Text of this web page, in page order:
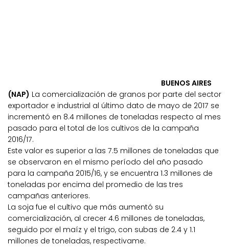
BUENOS AIRES
(NAP) La comercialización de granos por parte del sector
exportador e industrial al último dato de mayo de 2017 se
incrementó en 8.4 millones de toneladas respecto al mes
pasado para el total de los cultivos de la campaña
2016/17.
Este valor es superior a las 7.5 millones de toneladas que
se observaron en el mismo período del año pasado
para la campaña 2015/16, y se encuentra 1.3 millones de
toneladas por encima del promedio de las tres
campañas anteriores.
La soja fue el cultivo que más aumentó su
comercialización, al crecer 4.6 millones de toneladas,
seguido por el maíz y el trigo, con subas de 2.4 y 1.1
millones de toneladas, respectivame.